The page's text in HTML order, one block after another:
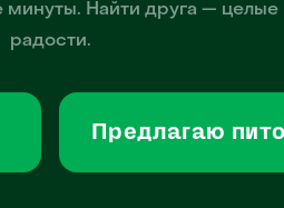
минуты. Найти друга — целые
радости.
Предлагаю